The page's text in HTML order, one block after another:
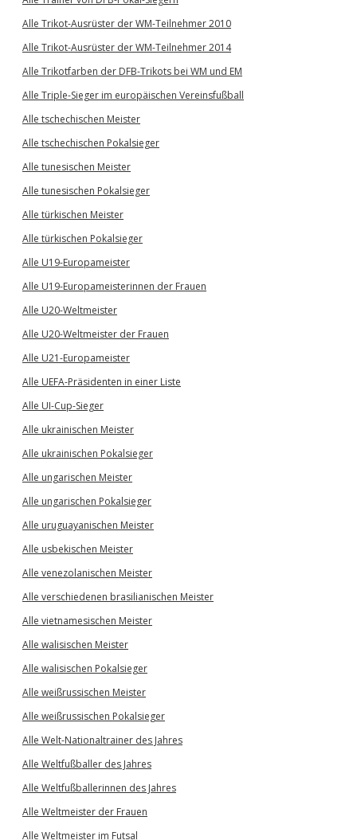
Alle Trikot-Ausrüster der WM-Teilnehmer 2010
Alle Trikot-Ausrüster der WM-Teilnehmer 2014
Alle Trikotfarben der DFB-Trikots bei WM und EM
Alle Triple-Sieger im europäischen Vereinsfußball
Alle tschechischen Meister
Alle tschechischen Pokalsieger
Alle tunesischen Meister
Alle tunesischen Pokalsieger
Alle türkischen Meister
Alle türkischen Pokalsieger
Alle U19-Europameister
Alle U19-Europameisterinnen der Frauen
Alle U20-Weltmeister
Alle U20-Weltmeister der Frauen
Alle U21-Europameister
Alle UEFA-Präsidenten in einer Liste
Alle UI-Cup-Sieger
Alle ukrainischen Meister
Alle ukrainischen Pokalsieger
Alle ungarischen Meister
Alle ungarischen Pokalsieger
Alle uruguayanischen Meister
Alle usbekischen Meister
Alle venezolanischen Meister
Alle verschiedenen brasilianischen Meister
Alle vietnamesischen Meister
Alle walisischen Meister
Alle walisischen Pokalsieger
Alle weißrussischen Meister
Alle weißrussischen Pokalsieger
Alle Welt-Nationaltrainer des Jahres
Alle Weltfußballer des Jahres
Alle Weltfußballerinnen des Jahres
Alle Weltmeister der Frauen
Alle Weltmeister im Futsal